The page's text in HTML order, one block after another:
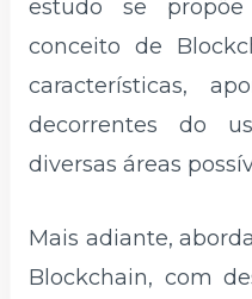
estudo se
conceito de
características,
decorrentes do
diversas áreas
Mais adiante,
Blockchain, com